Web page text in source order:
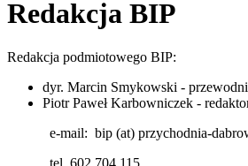
Redakcja BIP
Redakcja podmiotowego BIP:
dyr. Marcin Smykowski -
Piotr Paweł Karbowniczek -
e-mail: bip (at) przychodnia-
tel. 602 704 115